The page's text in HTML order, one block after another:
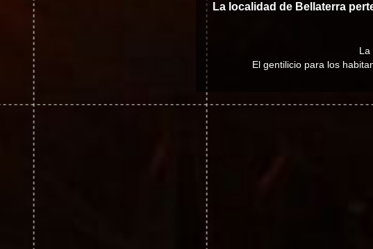
La localidad de Bellaterra
La
El gentilicio para los